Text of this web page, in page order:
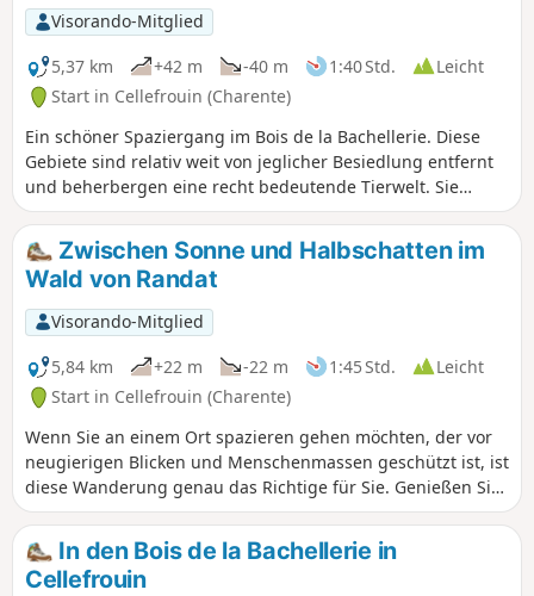
Visorando-Mitglied
5,37 km
+42 m -40 m 1:40 Std.
Leicht
Start in Cellefrouin (Charente)
Ein schöner Spaziergang im Bois de la Bachellerie. Diese
Gebiete sind relativ weit von jeglicher Besiedlung entfernt
und beherbergen eine recht bedeutende Tierwelt. Sie
können entspannt spazieren gehen, da einige Abschnitte
der Wege gut freigelegt sind.
Zwischen Sonne und Halbschatten im
Wald von Randat
Visorando-Mitglied
5,84 km
+22 m -22 m 1:45 Std.
Leicht
Start in Cellefrouin (Charente)
Wenn Sie an einem Ort spazieren gehen möchten, der vor
neugierigen Blicken und Menschenmassen geschützt ist, ist
diese Wanderung genau das Richtige für Sie. Genießen Sie
die grünen Wege und das Unterholz, um in aller Ruhe
spazieren zu gehen. Sie wechseln zwischen schattigen und
sonnigen Abschnitten.
In den Bois de la Bachellerie in
Cellefrouin